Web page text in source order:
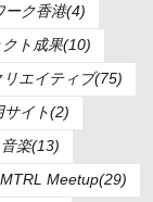
ーク香港(4)
ト成果(10)
リエイティブ(75)
サイト(2)
楽(13)
Meetup(29)